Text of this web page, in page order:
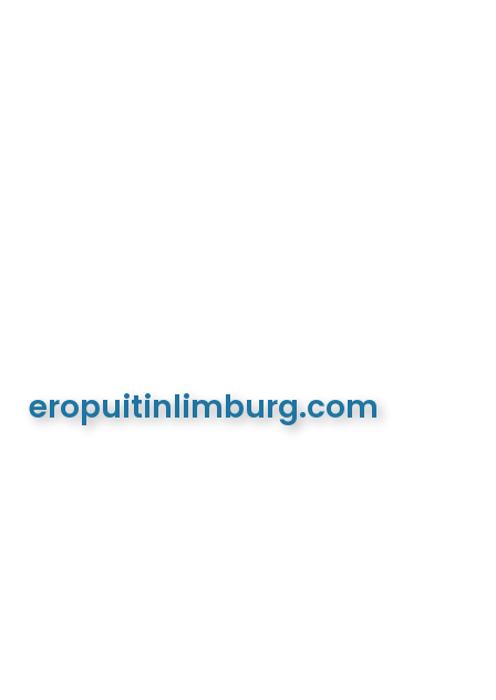
eropuitinlimburg.com